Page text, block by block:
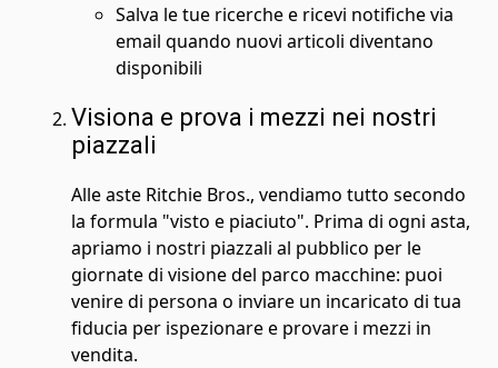
Salva le tue ricerche e ricevi notifiche via
email quando nuovi articoli diventano
disponibili
Visiona e prova i mezzi nei nostri
piazzali
Alle aste Ritchie Bros., vendiamo tutto secondo
la formula "visto e piaciuto". Prima di ogni asta,
apriamo i nostri piazzali al pubblico per le
giornate di visione del parco macchine: puoi
venire di persona o inviare un incaricato di tua
fiducia per ispezionare e provare i mezzi in
vendita.